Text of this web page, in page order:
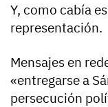
Y, como cabía
representación.
Mensajes en
«entregarse a
persecución